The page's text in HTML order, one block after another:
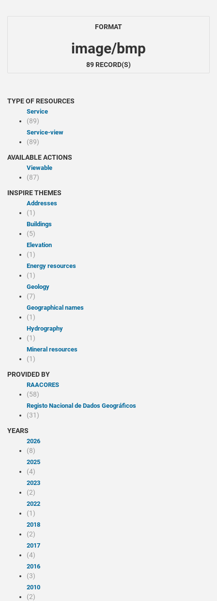
FORMAT
image/bmp
89 RECORD(S)
TYPE OF RESOURCES
Service
(89)
service-view
(89)
AVAILABLE ACTIONS
Viewable
(87)
INSPIRE THEMES
Addresses
(1)
Buildings
(5)
Elevation
(1)
Energy resources
(1)
Geology
(7)
Geographical names
(1)
Hydrography
(1)
Mineral resources
(1)
PROVIDED BY
RAACORES
(58)
Registo Nacional de Dados Geográficos
(31)
YEARS
2026
(8)
2025
(4)
2023
(2)
2022
(1)
2018
(2)
2017
(4)
2016
(3)
2010
(2)